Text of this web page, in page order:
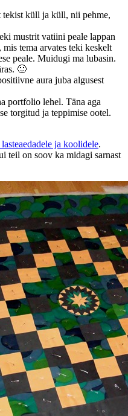
tekist küll ja küll, nii pehme,
mustrit vatiini peale lappan
tema arvates teki keskelt
peale. Muidugi ma lubasin.
🙂
aura juba algusest
portfolio lehel. Täna aga
torgitud ja teppimise ootel.
ja koolidele.
teil on soov ka midagi sarnast